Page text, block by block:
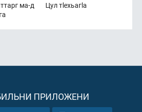
Цул тlехьагlа
ма-д
ПРИЛОЖЕНИ